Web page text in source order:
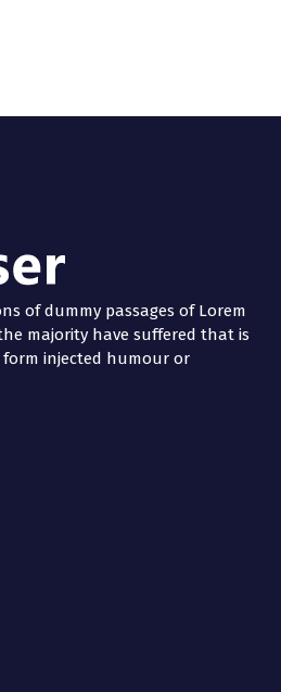
of dummy passages of Lorem
majority have suffered that is
injected humour or